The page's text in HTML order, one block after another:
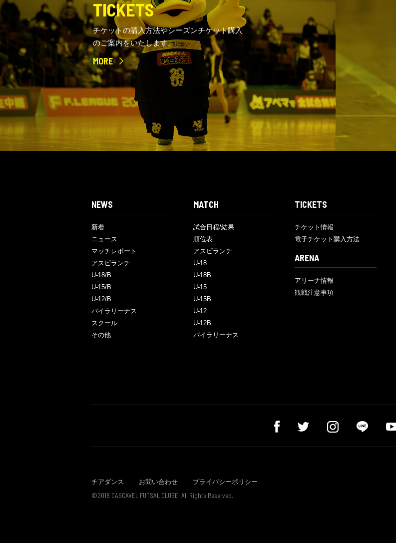
TICKETS
チケットの購入方法やシーズンチケット購入
のご案内をいたします。
MORE
NEWS
新着
ニュース
マッチレポート
アスピランチ
U-18/B
U-15/B
U-12/B
バイラリーナス
スクール
その他
MATCH
試合日程/結果
順位表
アスピランチ
U-18
U-18B
U-15
U-15B
U-12
U-12B
バイラリーナス
TICKETS
チケット情報
電子チケット購入方法
ARENA
アリーナ情報
観戦注意事項
チアダンス お問い合わせ プライバシーポリシー
©2018 CASCAVEL FUTSAL CLUBE. All Rights Reserved.